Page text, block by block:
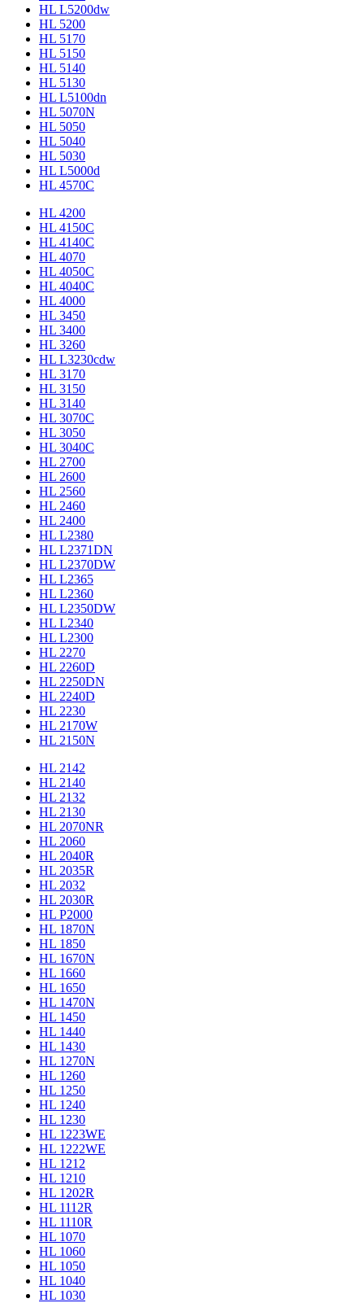
HL L5200dw
HL 5200
HL 5170
HL 5150
HL 5140
HL 5130
HL L5100dn
HL 5070N
HL 5050
HL 5040
HL 5030
HL L5000d
HL 4570C
HL 4200
HL 4150C
HL 4140C
HL 4070
HL 4050C
HL 4040C
HL 4000
HL 3450
HL 3400
HL 3260
HL L3230cdw
HL 3170
HL 3150
HL 3140
HL 3070C
HL 3050
HL 3040C
HL 2700
HL 2600
HL 2560
HL 2460
HL 2400
HL L2380
HL L2371DN
HL L2370DW
HL L2365
HL L2360
HL L2350DW
HL L2340
HL L2300
HL 2270
HL 2260D
HL 2250DN
HL 2240D
HL 2230
HL 2170W
HL 2150N
HL 2142
HL 2140
HL 2132
HL 2130
HL 2070NR
HL 2060
HL 2040R
HL 2035R
HL 2032
HL 2030R
HL P2000
HL 1870N
HL 1850
HL 1670N
HL 1660
HL 1650
HL 1470N
HL 1450
HL 1440
HL 1430
HL 1270N
HL 1260
HL 1250
HL 1240
HL 1230
HL 1223WE
HL 1222WE
HL 1212
HL 1210
HL 1202R
HL 1112R
HL 1110R
HL 1070
HL 1060
HL 1050
HL 1040
HL 1030